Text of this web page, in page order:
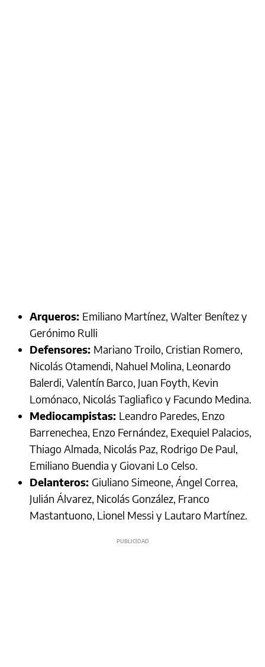
Arqueros: Emiliano Martínez, Walter Benítez y
Gerónimo Rulli
Defensores: Mariano Troilo, Cristian Romero,
Nicolás Otamendi, Nahuel Molina, Leonardo
Balerdi, Valentín Barco, Juan Foyth, Kevin
Lomónaco, Nicolás Tagliafico y Facundo Medina.
Mediocampistas: Leandro Paredes, Enzo
Barrenechea, Enzo Fernández, Exequiel Palacios,
Thiago Almada, Nicolás Paz, Rodrigo De Paul,
Emiliano Buendia y Giovani Lo Celso.
Delanteros: Giuliano Simeone, Ángel Correa,
Julián Álvarez, Nicolás González, Franco
Mastantuono, Lionel Messi y Lautaro Martínez.